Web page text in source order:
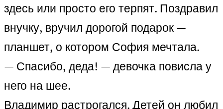
здесь или просто его терпят. Поздравил
внучку, вручил дорогой подарок —
планшет, о котором София мечтала.
— Спасибо, деда! — девочка повисла у
него на шее.
Владимир растрогался. Детей он любил